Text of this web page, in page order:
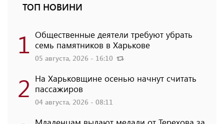
ТОП НОВИНИ
1 Общественные деятели требуют убрать
семь памятников в Харькове
05 августа, 2026 - 16:10
2 На Харьковщине осенью начнут считать
пассажиров
04 августа, 2026 - 08:11